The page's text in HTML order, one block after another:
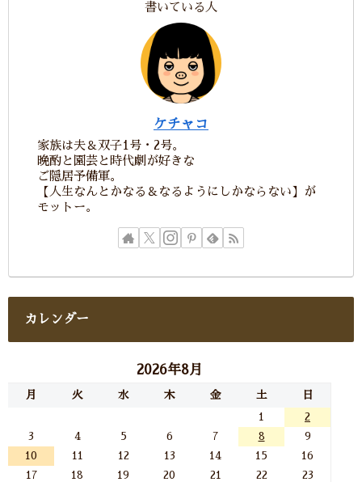
書いている人
ケチャコ
家族は夫＆双子1号・2号。
晩酌と園芸と時代劇が好きな
ご隠居予備軍。
【人生なんとかなる＆なるようにしかならない】が
モットー。
カレンダー
2026年8月
月 火 水 木 金 土 日
1
2
3
4 5 6 7 8
9
10
11 12 13 14 15
16
17
18 19 20 21 22
23